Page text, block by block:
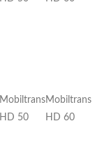
Mobiltrans
HD 50
Mobiltrans
HD 60